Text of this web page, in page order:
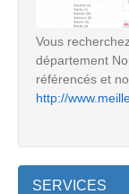
Vous
département
référencés et
http://
SERVICES